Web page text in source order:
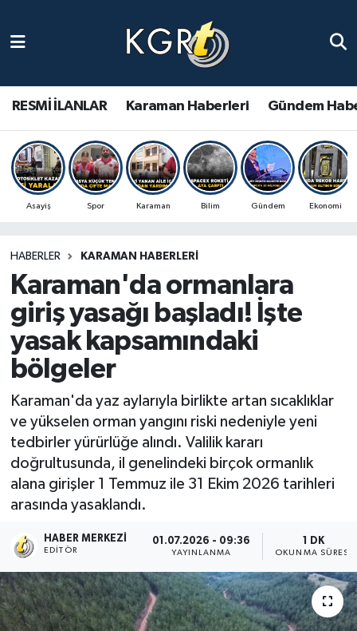
RESMİ İLANLAR Karaman Haberleri Gündem
Asayiş Spor Karaman Bilim Gündem Ekonomi
HABERLER KARAMAN HABERLERI
Karaman'da ormanlara
giriş yasağı başladı! İşte
yasak kapsamındaki
bölgeler
Karaman'da yaz aylarıyla birlikte artan sıcaklıklar
ve yükselen orman yangını riski nedeniyle yeni
tedbirler yürürlüğe alındı. Valilik kararı
doğrultusunda, il genelindeki birçok ormanlık
alana girişler 1 Temmuz ile 31 Ekim 2026 tarihleri
arasında yasaklandı.
HABER MERKEZI
EDITÖR
01.07.2026 - 09:36
YAYINLANMA
1 DK
OKUNMA SÜRESI
Gündem Haberleri
Güncel Haberler
Spor Haberleri
Ulusal Haberler
Vefat Edenler